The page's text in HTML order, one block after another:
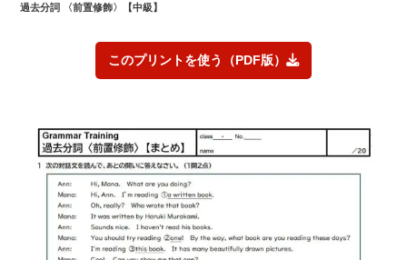
過去分詞 〈前置修飾〉 【中級】
このプリントを使う（PDF版）